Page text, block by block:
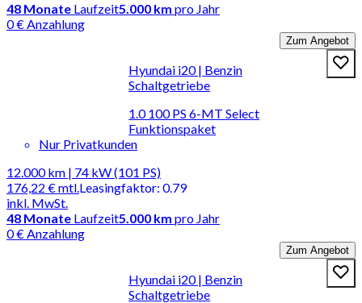
48 Monate Laufzeit5.000 km pro Jahr
0 € Anzahlung
Zum Angebot
Hyundai i20 | Benzin
Schaltgetriebe
1.0 100 PS 6-MT Select
Funktionspaket
Nur Privatkunden
12.000 km | 74 kW (101 PS)
176,22 €mtl.
inkl. MwSt.
Leasingfaktor: 0.79
48 Monate Laufzeit5.000 km pro Jahr
0 € Anzahlung
Zum Angebot
Hyundai i20 | Benzin
Schaltgetriebe